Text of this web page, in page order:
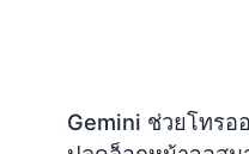
Gemini ช่วยโทรอ